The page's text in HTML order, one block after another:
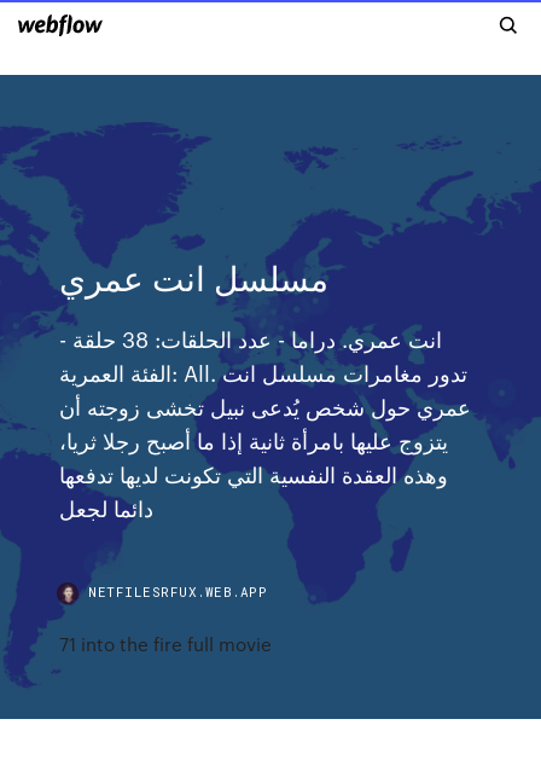
مسلسل انت عمري
انت عمري. دراما - عدد الحلقات: 38 حلقة -
الفئة العمرية: All. تدور مغامرات مسلسل انت
عمري حول شخص يُدعى نبيل تخشى زوجته أن
يتزوج عليها بامرأة ثانية إذا ما أصبح رجلا ثريا،
وهذه العقدة النفسية التي تكونت لديها تدفعها
دائما لجعل
NETFILESRFUX.WEB.APP
71 into the fire full movie